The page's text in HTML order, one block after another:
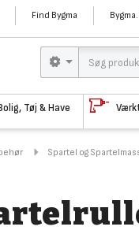
Find Bygma
Tøj & Have
Spartel og